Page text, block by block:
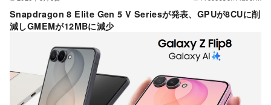
Snapdragon 8 Elite Gen 5 V Seriesが発表、GPUが8CUに削
減しGMEMが12MBに減少